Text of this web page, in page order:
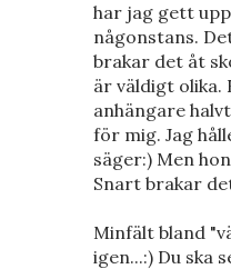
har jag gett
någonstans.
brakar det åt
är väldigt olika.
anhängare
för mig. Jag
säger:) Men
Snart brakar
Minfält bland
igen...:) Du ska